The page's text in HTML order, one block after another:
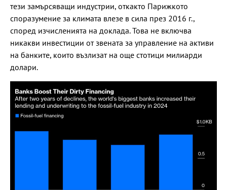
тези замърсяващи индустрии, откакто Парижкото
споразумение за климата влезе в сила през 2016 г.,
според изчисленията на доклада. Това не включва
никакви инвестиции от звената за управление на активи
на банките, които възлизат на още стотици милиарди
долари.